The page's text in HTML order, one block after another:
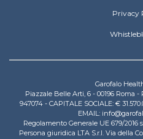
Privacy
Garofalo
Piazzale Belle Arti, 6 - 00196 Roma -
947074 - CAPITALE SOCIALE: €
EMAIL:
Regolamento Generale UE 679/
Persona giuridica LTA S.r.l. Via della